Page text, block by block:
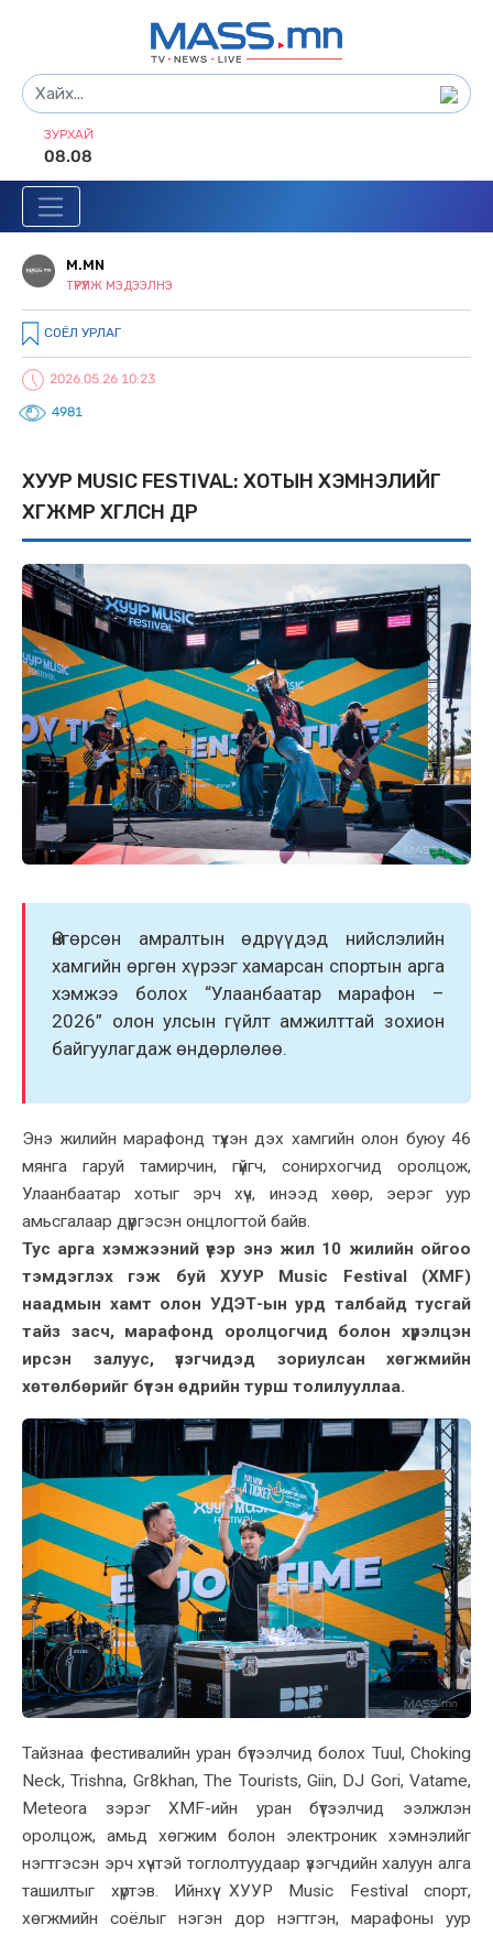
ЗУРХАЙ
08.08
M.MN
ТҮРҮҮЛЖ МЭДЭЭЛНЭ
СОЁЛ УРЛАГ
2026.05.26 10:23
4981
ХУУР MUSIC FESTIVAL: ХОТЫН ХЭМНЭЛИЙГ
ХӨГЖМӨӨР ХӨГЛӨСӨН ӨДӨР
Өнгөрсөн амралтын өдрүүдэд нийслэлийн
хамгийн өргөн хүрээг хамарсан спортын арга
хэмжээ болох “Улаанбаатар марафон –
2026” олон улсын гүйлт амжилттай зохион
байгуулагдаж өндөрлөлөө.
Энэ жилийн марафонд түүхэн дэх хамгийн олон буюу 46
мянга гаруй тамирчин, гүйгч, сонирхогчид оролцож,
Улаанбаатар хотыг эрч хүч, инээд хөөр, эерэг уур
амьсгалаар дүүргэсэн онцлогтой байв.
Тус арга хэмжээний үеэр энэ жил 10 жилийн ойгоо
тэмдэглэх гэж буй ХУУР Music Festival (XMF)
наадмын хамт олон УДЭТ-ын урд талбайд тусгай
тайз засч, марафонд оролцогчид болон хүрэлцэн
ирсэн залуус, үзэгчидэд зориулсан хөгжмийн
хөтөлбөрийг бүтэн өдрийн турш толилууллаа.
Тайзнаа фестивалийн уран бүтээлчид болох Tuul, Choking
Neck, Trishna, Gr8khan, The Tourists, Giin, DJ Gori, Vatame,
Meteora зэрэг XMF-ийн уран бүтээлчид ээлжлэн
оролцож, амьд хөгжим болон электроник хэмнэлийг
нэгтгэсэн эрч хүчтэй тоглолтуудаар үзэгчдийн халуун алга
ташилтыг хүртэв. Ийнхүү ХУУР Music Festival спорт,
хөгжмийн соёлыг нэгэн дор нэгтгэн, марафоны уур